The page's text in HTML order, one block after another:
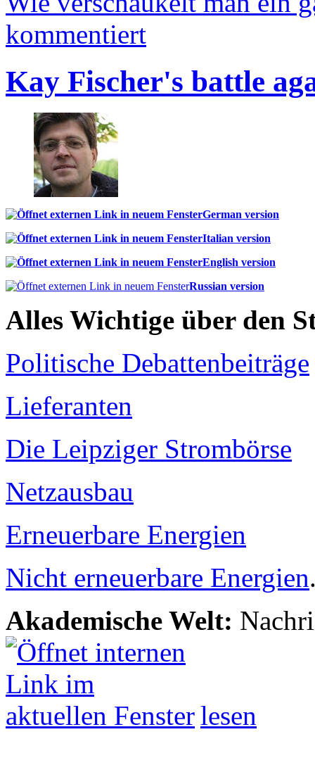
kommentiert
Kay Fischer's battle
German version
Italian version
English version
Russian version
Alles Wichtige über den
Politische Debattenbeiträge
Lieferanten
Die Leipziger Strombörse
Netzausbau
Erneuerbare Energien
Nicht erneuerbare Energien
Akademische Welt:
lesen